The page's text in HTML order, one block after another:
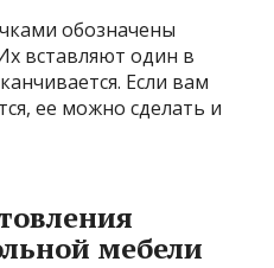
обозначены
вставляют один в
Если вам
ее можно сделать и
мебели